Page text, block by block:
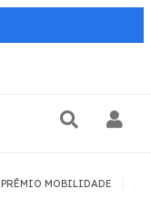
PRÊMIO MOBILIDADE